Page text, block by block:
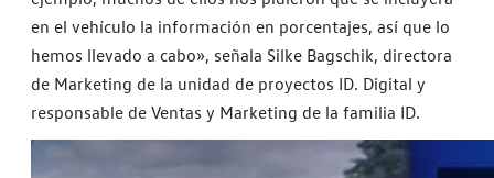
en el vehículo la información en porcentajes, así que lo
hemos llevado a cabo», señala Silke Bagschik, directora
de Marketing de la unidad de proyectos ID. Digital y
responsable de Ventas y Marketing de la familia ID.